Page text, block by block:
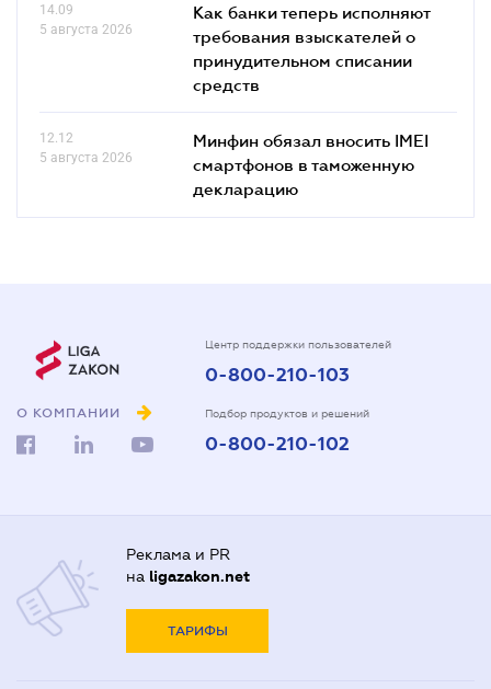
14.09
5 августа 2026
Как банки теперь исполняют
требования взыскателей о
принудительном списании
средств
12.12
5 августа 2026
Минфин обязал вносить IMEI
смартфонов в таможенную
декларацию
О КОМПАНИИ
Центр поддержки пользователей
0-800-210-103
Подбор продуктов и решений
0-800-210-102
Реклама и PR
на ligazakon.net
ТАРИФЫ